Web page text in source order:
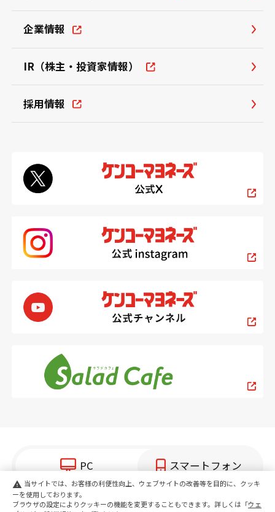
PC スマートフォン
企業情報
IR（株主・投資家情報）
採用情報
copyright KENKO Mayonnaise Co.,Ltd.All rights reserved.
warning 当サイトでは、お客様の利便性向上、ウェブサイトの改善等を目的に、クッキ
ーを使用しております。
ブラウザの設定によりクッキーの機能を変更することもできます。詳しくは「ウェ